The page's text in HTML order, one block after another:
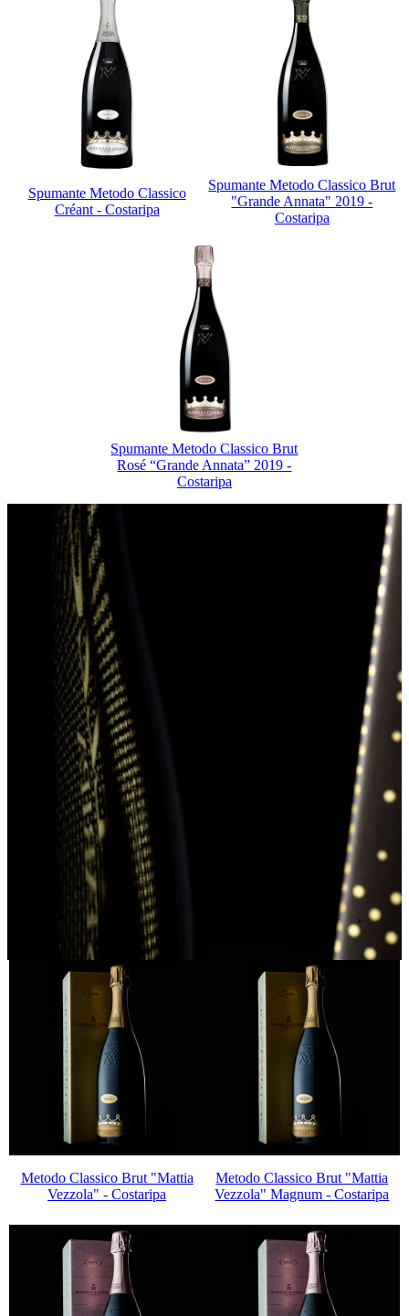
Spumante Metodo Classico
Créant - Costaripa
Spumante Metodo Classico Brut
"Grande Annata" 2019 -
Costaripa
Spumante Metodo Classico Brut
Rosé “Grande Annata” 2019 -
Costaripa
GIFT BOX
Metodo Classico Brut "Mattia
Vezzola" - Costaripa
Metodo Classico Brut "Mattia
Vezzola" Magnum - Costaripa